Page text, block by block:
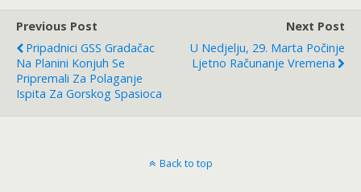
Previous Post
Pripadnici GSS Gradačac
Na Planini Konjuh Se
Pripremali Za Polaganje
Ispita Za Gorskog Spasioca
Next Post
U Nedjelju, 29. Marta Počinje
Ljetno Računanje Vremena
Back to top